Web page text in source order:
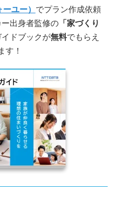
ユー） でプラン作成依頼
出身者監修の 「家づくり
ドブックが無料でもらえ
す！